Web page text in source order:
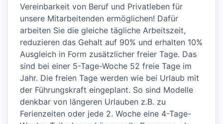
Vereinbarkeit von Beruf und Privatleben für
unsere Mitarbeitenden ermöglichen! Dafür
arbeiten Sie die gleiche tägliche Arbeitszeit,
reduzieren das Gehalt auf 90% und erhalten 10%
Ausgleich in Form zusätzlicher freier Tage. Das
sind bei einer 5-Tage-Woche 52 freie Tage im
Jahr. Die freien Tage werden wie bei Urlaub mit
der Führungskraft eingeplant. So sind Modelle
denkbar von längeren Urlauben z.B. zu
Ferienzeiten oder jede 2. Woche eine 4-Tage-